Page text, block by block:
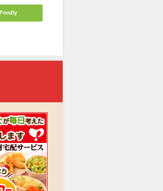
Feedly